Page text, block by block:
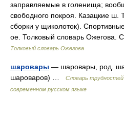
заправляемые в голенища;
свободного покроя. Казацкие ш.
сборки у щиколоток).
ое. Толковый словарь
Толковый словарь Ожегова
шаровары — шаровары, род.
шароваров) …
Словарь трудностей
современном русском языке